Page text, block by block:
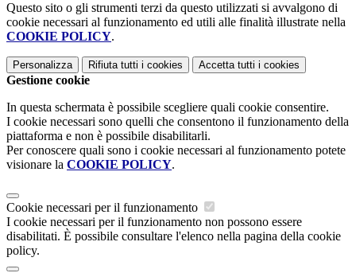
Questo sito o gli strumenti terzi da questo utilizzati si avvalgono di
cookie necessari al funzionamento ed utili alle finalità illustrate nella
COOKIE POLICY.
Personalizza Rifiuta tutti i cookies Accetta tutti i cookies
Gestione cookie
In questa schermata è possibile scegliere quali cookie consentire.
I cookie necessari sono quelli che consentono il funzionamento della
piattaforma e non è possibile disabilitarli.
Per conoscere quali sono i cookie necessari al funzionamento potete
visionare la COOKIE POLICY.
Cookie necessari per il funzionamento
I cookie necessari per il funzionamento non possono essere
disabilitati. È possibile consultare l'elenco nella pagina della cookie
policy.